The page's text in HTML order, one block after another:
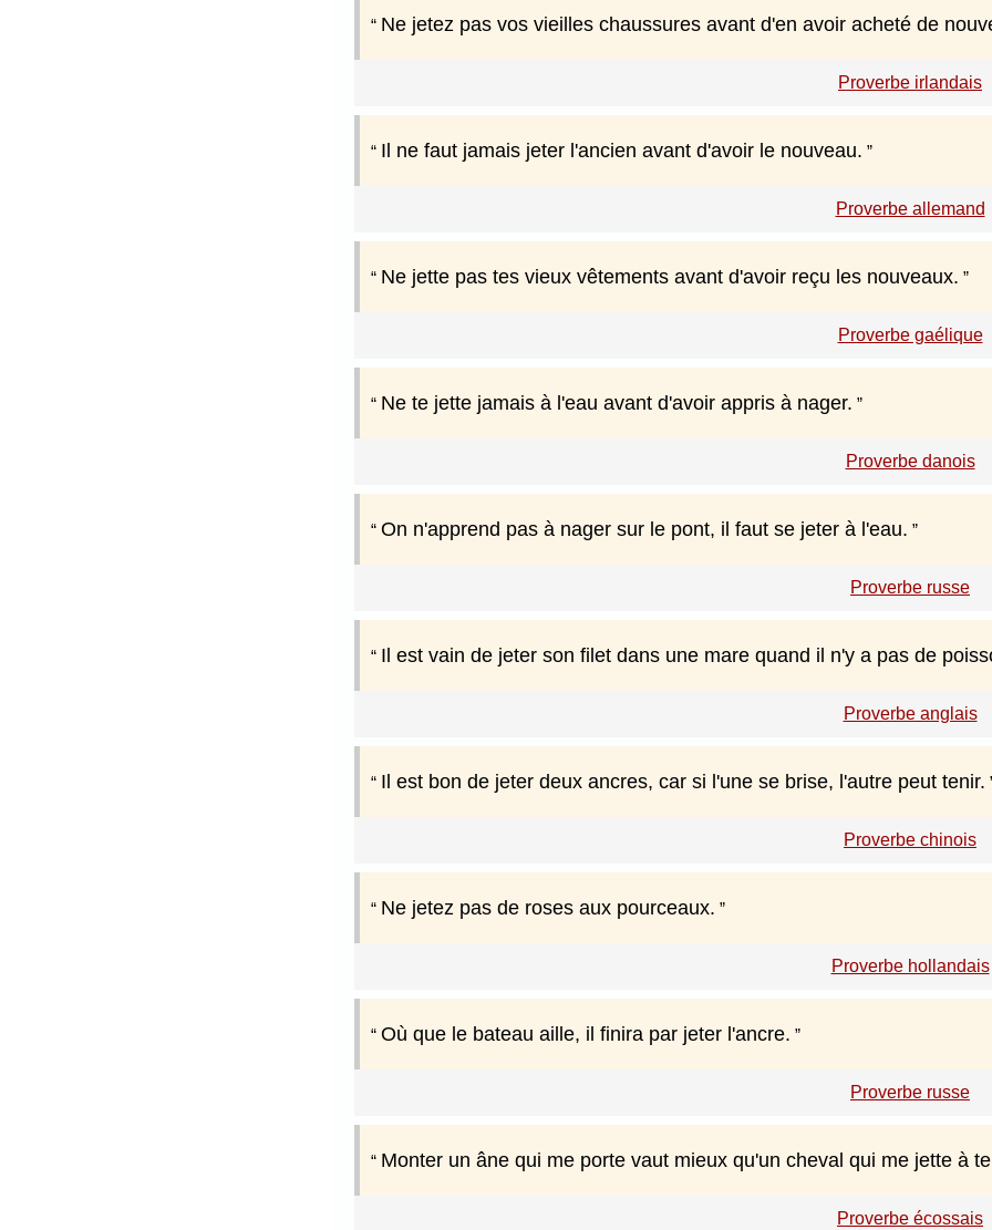
Ne jetez pas vos vieilles chaussures avant d'en avoir acheté de
Proverbe irlandais
Il ne faut jamais jeter l'ancien avant d'avoir le nouveau.
Proverbe allemand
Ne jette pas tes vieux vêtements avant d'avoir reçu les nouveaux.
Proverbe gaélique
Ne te jette jamais à l'eau avant d'avoir appris à nager.
Proverbe danois
On n'apprend pas à nager sur le pont, il faut se jeter à l'eau.
Proverbe russe
Il est vain de jeter son filet dans une mare quand il n'y a pas de
Proverbe anglais
Il est bon de jeter deux ancres, car si l'une se brise, l'autre peut tenir.
Proverbe chinois
Ne jetez pas de roses aux pourceaux.
Proverbe hollandais
Où que le bateau aille, il finira par jeter l'ancre.
Proverbe russe
Monter un âne qui me porte vaut mieux qu'un cheval qui me jette à
Proverbe écossais